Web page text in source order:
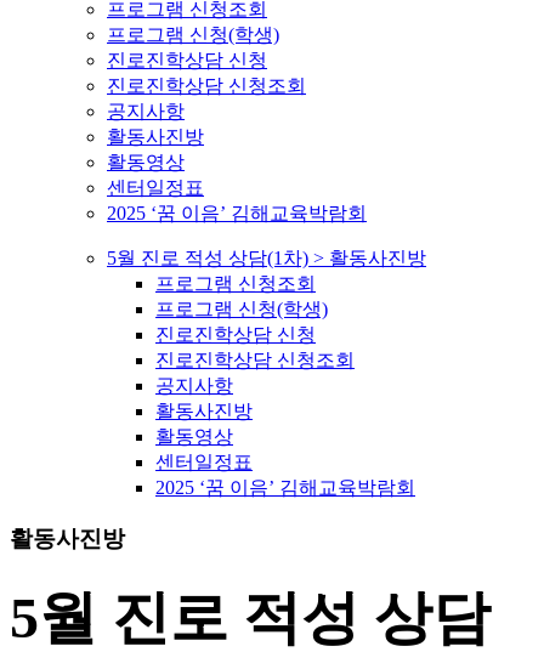
프로그램 신청조회
프로그램 신청(학생)
진로진학상담 신청
진로진학상담 신청조회
공지사항
활동사진방
활동영상
센터일정표
2025 ‘꿈 이음’ 김해교육박람회
5월 진로 적성 상담(1차) > 활동사진방
프로그램 신청조회
프로그램 신청(학생)
진로진학상담 신청
진로진학상담 신청조회
공지사항
활동사진방
활동영상
센터일정표
2025 ‘꿈 이음’ 김해교육박람회
활동사진방
5월 진로 적성 상담